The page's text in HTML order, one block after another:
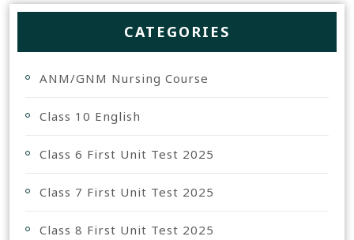
CATEGORIES
ANM/GNM Nursing Course
Class 10 English
Class 6 First Unit Test 2025
Class 7 First Unit Test 2025
Class 8 First Unit Test 2025